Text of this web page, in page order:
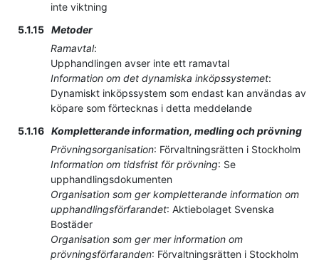
inte viktning
5.1.15 Metoder
Ramavtal:
Upphandlingen avser inte ett ramavtal
Information om det dynamiska inköpssystemet:
Dynamiskt inköpssystem som endast kan användas av
köpare som förtecknas i detta meddelande
5.1.16 Kompletterande information, medling och prövning
Prövningsorganisation: Förvaltningsrätten i Stockholm
Information om tidsfrist för prövning: Se
upphandlingsdokumenten
Organisation som ger kompletterande information om
upphandlingsförfarandet: Aktiebolaget Svenska
Bostäder
Organisation som ger mer information om
prövningsförfaranden: Förvaltningsrätten i Stockholm